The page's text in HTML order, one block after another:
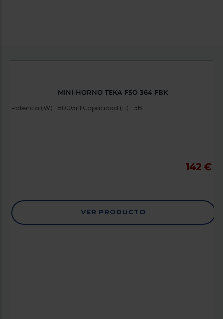
MINI-HORNO TEKA FSO 364 FBK
Potencia (W) : 800GrillCapacidad (lt) : 36
142 €
VER PRODUCTO